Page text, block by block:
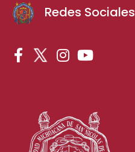
Redes Sociales